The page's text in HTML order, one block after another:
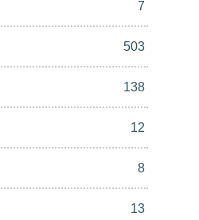
7
503
138
12
8
13